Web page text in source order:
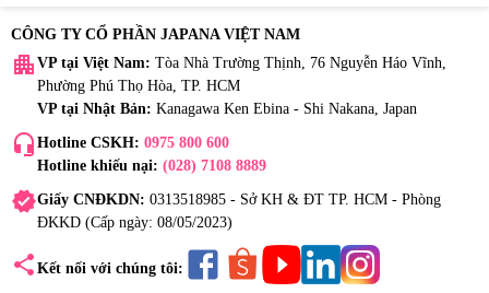
CÔNG TY CỔ PHẦN JAPANA VIỆT NAM
apartment VP tại Việt Nam: Tòa Nhà Trường Thịnh, 76 Nguyễn Háo Vĩnh,
Phường Phú Thọ Hòa, TP. HCM
VP tại Nhật Bản: Kanagawa Ken Ebina - Shi Nakana, Japan
headset_mic Hotline CSKH: 0975 800 600
Hotline khiếu nại: (028) 7108 8889
verifiedGiấy CNĐKDN: 0313518985 - Sở KH & ĐT TP. HCM - Phòng
ĐKKD (Cấp ngày: 08/05/2023)
share Kết nối với chúng tôi: